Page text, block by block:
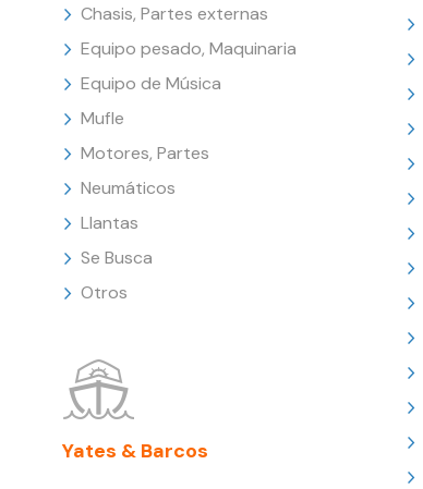
Chasis, Partes externas
Equipo pesado, Maquinaria
Equipo de Música
Mufle
Motores, Partes
Neumáticos
Llantas
Se Busca
Otros
Yates & Barcos